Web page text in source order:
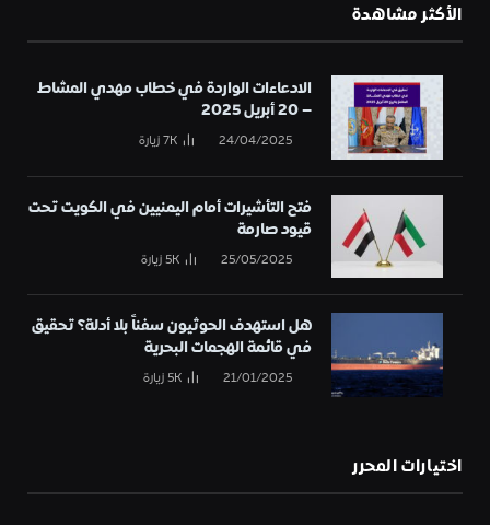
الأكثر مشاهدة
الادعاءات الواردة في خطاب مهدي المشاط
– 20 أبريل 2025
24/04/2025
7Kزيارة
فتح التأشيرات أمام اليمنيين في الكويت تحت
قيود صارمة
25/05/2025
5Kزيارة
هل استهدف الحوثيون سفناً بلا أدلة؟ تحقيق
في قائمة الهجمات البحرية
21/01/2025
5Kزيارة
اختيارات المحرر